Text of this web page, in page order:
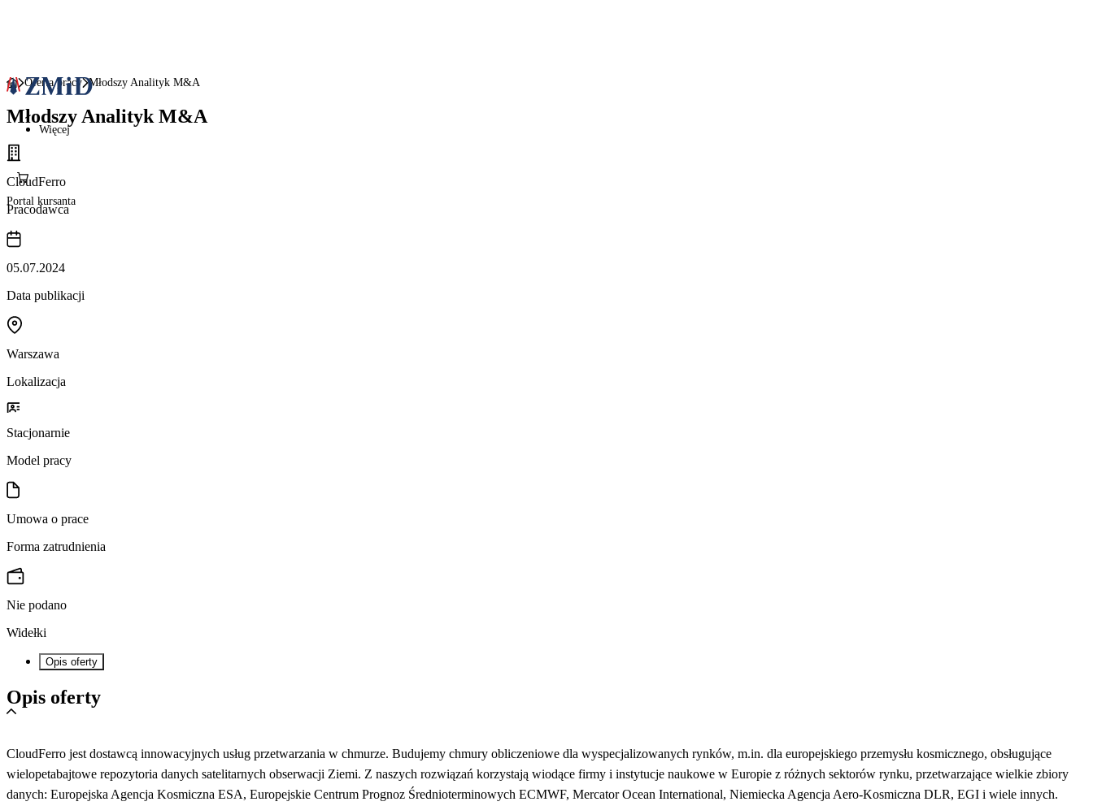
Więcej
Portal kursanta
Oferta pracy Młodszy Analityk M&A
Młodszy Analityk M&A
CloudFerro
Pracodawca
05.07.2024
Data publikacji
Warszawa
Lokalizacja
Stacjonarnie
Model pracy
Umowa o prace
Forma zatrudnienia
Nie podano
Widełki
Opis oferty
Opis oferty
CloudFerro jest dostawcą innowacyjnych usług przetwarzania w chmurze. Budujemy chmury obliczeniowe dla wyspecjalizowanych rynków, m.in. dla europejskiego przemysłu kosmicznego, obsługujące
wielopetabajtowe repozytoria danych satelitarnych obserwacji Ziemi. Z naszych rozwiązań korzystają wiodące firmy i instytucje naukowe w Europie z różnych sektorów rynku, przetwarzające wielkie zbiory
danych: Europejska Agencja Kosmiczna ESA, Europejskie Centrum Prognoz Średnioterminowych ECMWF, Mercator Ocean International, Niemiecka Agencja Aero-Kosmiczna DLR, EGI i wiele innych.